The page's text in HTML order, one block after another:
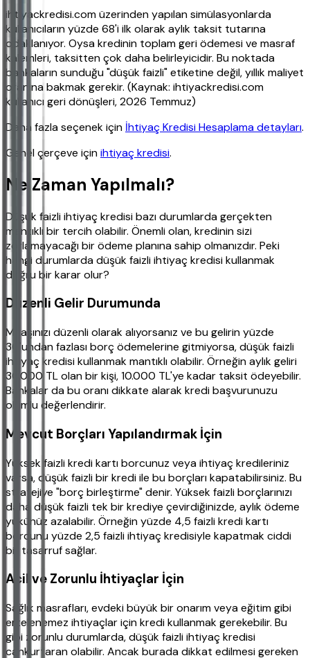
ihtiyackredisi.com üzerinden yapılan simülasyonlarda
kullanıcıların yüzde 68'i ilk olarak aylık taksit tutarına
odaklanıyor. Oysa kredinin toplam geri ödemesi ve masraf
kalemleri, taksitten çok daha belirleyicidir. Bu noktada
bankaların sunduğu "düşük faizli" etiketine değil, yıllık maliyet
oranına bakmak gerekir. (Kaynak: ihtiyackredisi.com
kullanıcı geri dönüşleri, 2026 Temmuz)
Daha fazla seçenek için İhtiyaç Kredisi Hesaplama detayları.
Genel çerçeve içinihtiyaç kredisi.
Ne Zaman Yapılmalı?
Düşük faizli ihtiyaç kredisi bazı durumlarda gerçekten
mantıklı bir tercih olabilir. Önemli olan, kredinin sizi
zorlamayacağı bir ödeme planına sahip olmanızdır. Peki
hangi durumlarda düşük faizli ihtiyaç kredisi kullanmak
doğru bir karar olur?
Düzenli Gelir Durumunda
Maaşınızı düzenli olarak alıyorsanız ve bu gelirin yüzde
30'undan fazlası borç ödemelerine gitmiyorsa, düşük faizli
ihtiyaç kredisi kullanmak mantıklı olabilir. Örneğin aylık geliri
30.000 TL olan bir kişi, 10.000 TL'ye kadar taksit ödeyebilir.
Bankalar da bu oranı dikkate alarak kredi başvurunuzu
olumlu değerlendirir.
Mevcut Borçları Yapılandırmak İçin
Yüksek faizli kredi kartı borcunuz veya ihtiyaç kredileriniz
varsa, düşük faizli bir kredi ile bu borçları kapatabilirsiniz. Bu
stratejiye "borç birleştirme" denir. Yüksek faizli borçlarınızı
daha düşük faizli tek bir krediye çevirdiğinizde, aylık ödeme
yükünüz azalabilir. Örneğin yüzde 4,5 faizli kredi kartı
borcunu yüzde 2,5 faizli ihtiyaç kredisiyle kapatmak ciddi
bir tasarruf sağlar.
Acil ve Zorunlu İhtiyaçlar İçin
Sağlık masrafları, evdeki büyük bir onarım veya eğitim gibi
ertelenemez ihtiyaçlar için kredi kullanmak gerekebilir. Bu
gibi zorunlu durumlarda, düşük faizli ihtiyaç kredisi
cankurtaran olabilir. Ancak burada dikkat edilmesi gereken